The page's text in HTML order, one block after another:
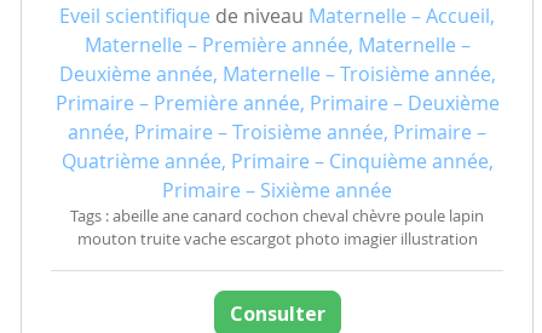
Eveil scientifique de niveau Maternelle – Accueil,
Maternelle – Première année, Maternelle –
Deuxième année, Maternelle – Troisième année,
Primaire – Première année, Primaire – Deuxième
année, Primaire – Troisième année, Primaire –
Quatrième année, Primaire – Cinquième année,
Primaire – Sixième année
Tags : abeille ane canard cochon cheval chèvre poule lapin
mouton truite vache escargot photo imagier illustration
Consulter